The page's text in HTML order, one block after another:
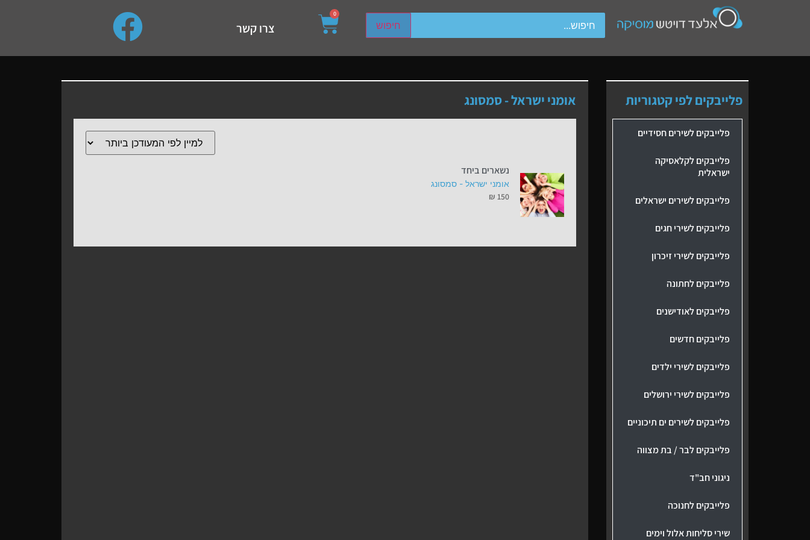
חיפוש
up and down arrows to review and enter to go to the desired page. Touch device users, explore by touch or with swipe gestures.
0
צרו קשר
פלייבקים לפי קטגוריות
פלייבקים לשירים חסידיים
פלייבקים לקלאסיקה
ישראלית
פלייבקים לשירים ישראלים
פלייבקים לשירי חגים
פלייבקים לשירי זיכרון
פלייבקים לחתונה
פלייבקים לאודישנים
פלייבקים חדשים
פלייבקים לשירי ילדים
פלייבקים לשירי ירושלים
פלייבקים לשירים ים תיכוניים
פלייבקים לבר / בת מצווה
ניגוני חב"ד
פלייבקים לחנוכה
שירי סליחות אלול וימים
אומני ישראל - סמסונג
נשארים ביחד
אומני ישראל - סמסונג
₪ 150